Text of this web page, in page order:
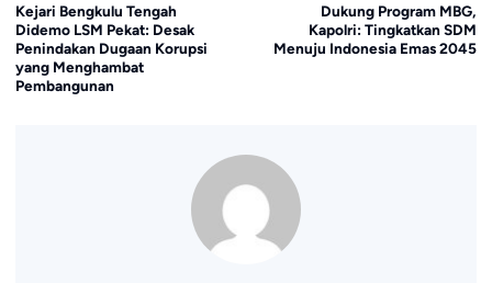
Kejari Bengkulu Tengah
Didemo LSM Pekat: Desak
Penindakan Dugaan Korupsi
yang Menghambat
Pembangunan
Dukung Program MBG,
Kapolri: Tingkatkan SDM
Menuju Indonesia Emas 2045